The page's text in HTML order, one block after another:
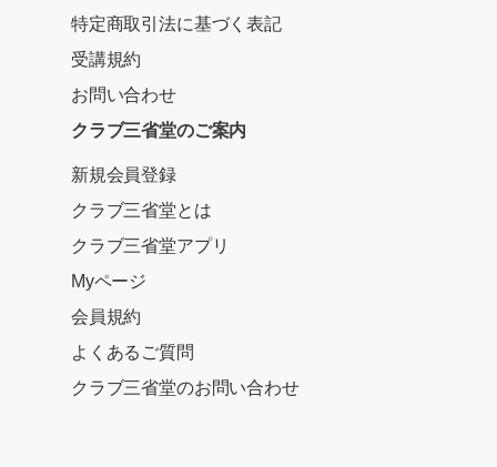
特定商取引法に基づく表記
受講規約
お問い合わせ
クラブ三省堂のご案内
新規会員登録
クラブ三省堂とは
クラブ三省堂アプリ
Myページ
会員規約
よくあるご質問
クラブ三省堂のお問い合わせ